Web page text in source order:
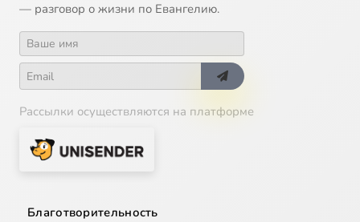
— разговор о жизни по Евангелию.
Рассылки осуществляются на платформе
Благотворительность